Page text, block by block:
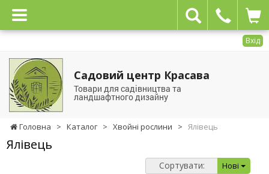
Вхід
Садовий центр Красава
Товари для садівництва та
ландшафтного дизайну
Головна > Каталог > Хвойні рослини > Ялівець
Ялівець
Сортувати: Нові